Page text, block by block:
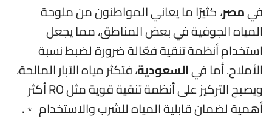
فيمصر، كثيرًا ما يعاني المواطنون من ملوحة
المياه الجوفية في بعض المناطق، مما يجعل
استخدام أنظمة تنقية فعّالة ضرورة لضبط نسبة
الأملاح. أما فيالسعودية، فتكثر مياه الآبار المالحة،
ويصبح التركيز على أنظمة تنقية قوية مثل RO أكثر
أهمية لضمان قابلية المياه للشرب والاستخدام ﹡.